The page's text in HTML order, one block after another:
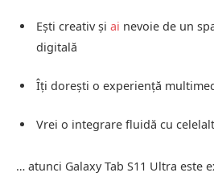
Ești creativ și ai nevoie de un
digitală
Îți dorești o experiență
Vrei o integrare fluidă cu
… atunci Galaxy Tab S11 Ultra este